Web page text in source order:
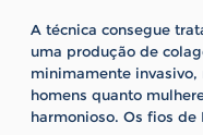
A técnica consegue
uma produção de
minimamente
homens quanto
harmonioso. Os fios de